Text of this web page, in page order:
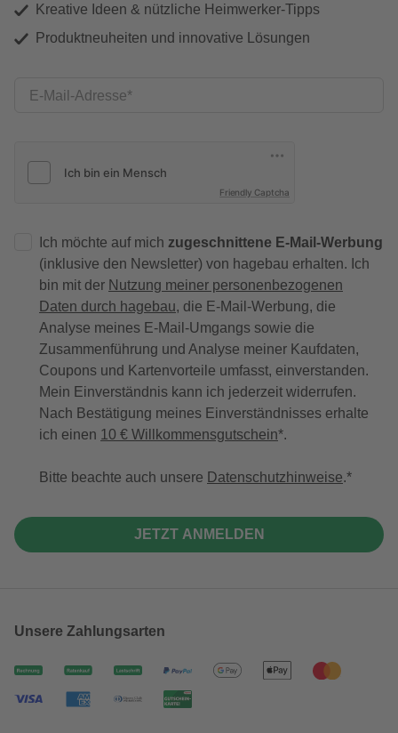
Kreative Ideen & nützliche Heimwerker-Tipps
Produktneuheiten und innovative Lösungen
E-Mail-Adresse
Friendly Captcha
Ich möchte auf mich zugeschnittene E-Mail-Werbung
(inklusive den Newsletter) von hagebau erhalten. Ich
bin mit der Nutzung meiner personenbezogenen
Daten durch hagebau, die E-Mail-Werbung, die
Analyse meines E-Mail-Umgangs sowie die
Zusammenführung und Analyse meiner Kaufdaten,
Coupons und Kartenvorteile umfasst, einverstanden.
Mein Einverständnis kann ich jederzeit widerrufen.
Nach Bestätigung meines Einverständnisses erhalte
ich einen 10 € Willkommensgutschein*.
Bitte beachte auch unsere Datenschutzhinweise.
JETZT ANMELDEN
Unsere Zahlungsarten